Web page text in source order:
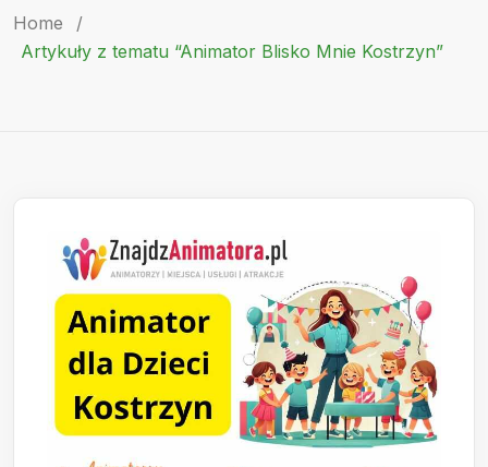
Home
/
Artykuły z tematu “Animator Blisko Mnie Kostrzyn”